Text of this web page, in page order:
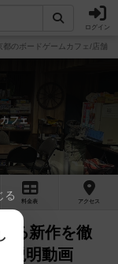
ログイン
都のボードゲームカフェ/店舗
フェ
料金 表 アクセス
る新作を徹
説明動画
る